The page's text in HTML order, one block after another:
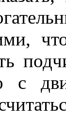
с